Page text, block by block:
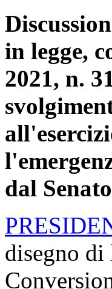
in legge,
2021, n.
dal
disegno di